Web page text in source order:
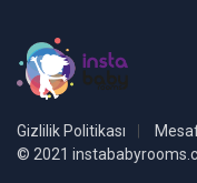
Gizlilik Politikası
© 2021